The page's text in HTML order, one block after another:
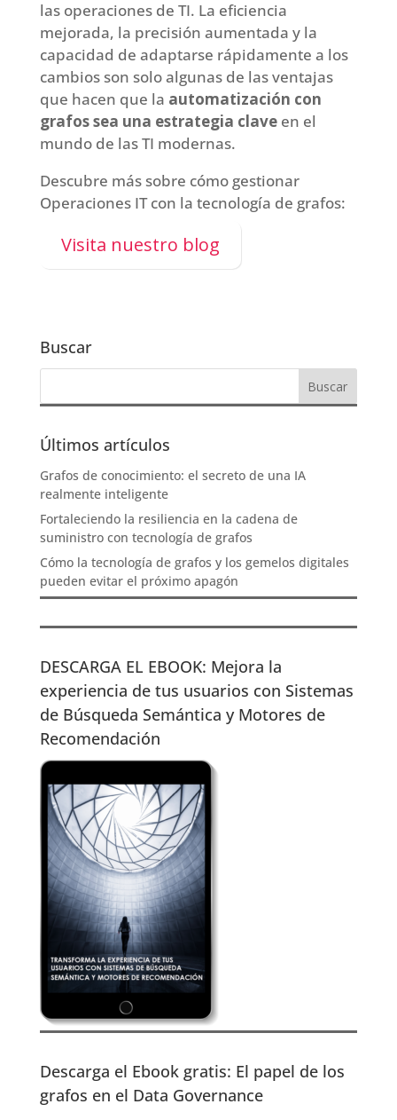
las operaciones de TI. La eficiencia
mejorada, la precisión aumentada y la
capacidad de adaptarse rápidamente a los
cambios son solo algunas de las ventajas
que hacen que la automatización con
grafos sea una estrategia claveen el
mundo de las TI modernas.
Descubre más sobre cómo gestionar
Operaciones IT con la tecnología de grafos:
Visita nuestro blog
Buscar
Últimos artículos
Grafos de conocimiento: el secreto de una IA
realmente inteligente
Fortaleciendo la resiliencia en la cadena de
suministro con tecnología de grafos
Cómo la tecnología de grafos y los gemelos digitales
pueden evitar el próximo apagón
DESCARGA EL EBOOK: Mejora la
experiencia de tus usuarios con Sistemas
de Búsqueda Semántica y Motores de
Recomendación
Descarga el Ebook gratis: El papel de los
grafos en el Data Governance